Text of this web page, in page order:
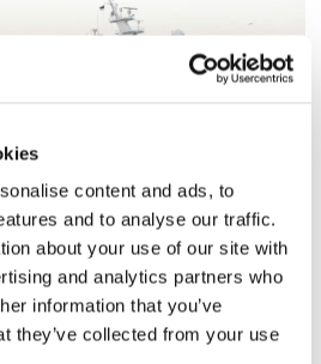
content and ads, to
and to analyse our traffic.
about your use of our site with
and analytics partners who
information that you’ve
they’ve collected from your use
av höga
men